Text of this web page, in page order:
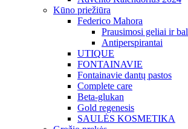
Kūno priežiūra
Federico Mahora
Prausimosi geliai ir
Antiperspirantai
UTIQUE
FONTAINAVIE
Fontainavie dantų pastos
Complete care
Beta-glukan
Gold regenesis
SAULĖS KOSMETIKA